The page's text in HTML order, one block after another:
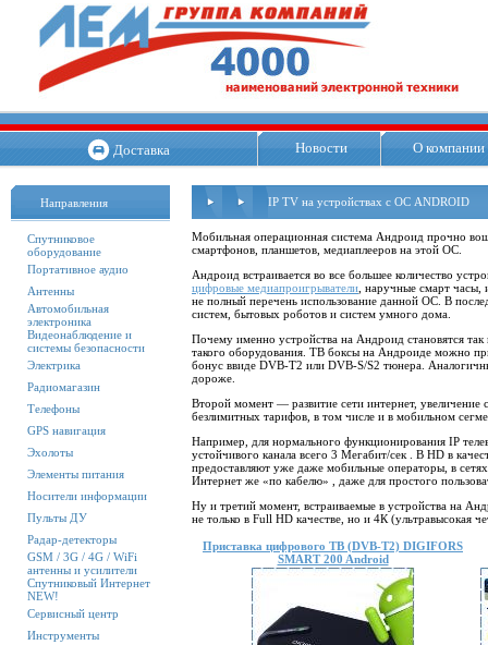
Доставка Новости О компании
Направления
Спутниковое
оборудование
Портативное аудио
Антенны
Автомобильная
электроника
Видеонаблюдение и
системы безопасности
Электрика
Радиомагазин
Телефоны
GPS навигация
Эхолоты
Элементы питания
Носители информации
Пульты ДУ
Радар-детекторы
GSM / 3G / 4G / WiFi
антенны и усилители
Спутниковый Интернет
NEW!
Сервисный центр
Инструменты
IP TV на устройствах с ОС ANDROID
Мобильная операционная система Андроид прочно
смартфонов, планшетов, медиаплееров на этой ОС.
Андроид встраивается во все большее количество
цифровые медиапроигрыватели , наручные смарт
не полный перечень использование данной ОС. В
систем, бытовых роботов и систем умного дома.
Почему именно устройства на Андроид становятся
такого оборудования. ТВ боксы на Андроиде можно
бонус ввиде DVB-T2 или DVB-S/S2 тюнера.
дороже.
Второй момент — развитие сети интернет, увеличение
безлимитных тарифов, в том числе и в мобильном
Например, для нормального функционирования IP
устойчивого канала всего 3 Мегабит/сек . В HD в
предоставляют уже даже мобильные операторы, в
Интернет же «по кабелю» , даже для простого
Ну и третий момент, встраиваемые в устройства на
не только в Full HD качестве, но и 4К (ультравысокая
Приставка цифрового ТВ (DVB-T2) DIGIFORS
SMART 200 Android